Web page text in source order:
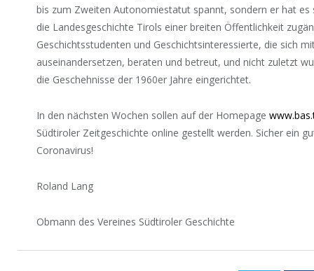
bis zum Zweiten Autonomiestatut spannt, sondern er hat
die Landesgeschichte Tirols einer breiten Öffentlichkeit
Geschichtsstudenten und Geschichtsinteressierte, die sich
auseinandersetzen, beraten und betreut, und nicht zuletzt
die Geschehnisse der 1960er Jahre eingerichtet.
In den nächsten Wochen sollen auf der Homepage
Südtiroler Zeitgeschichte online gestellt werden. Sicher ein
Coronavirus!
Roland Lang
Obmann des Vereines Südtiroler Geschichte